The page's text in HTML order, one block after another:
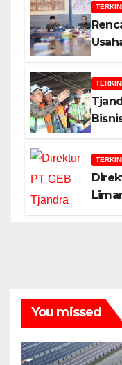
TERKINI
TERKINI
TERKINI
You missed